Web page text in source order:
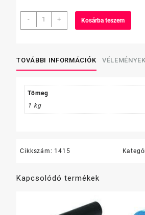
-
szemeteszsák
160
cm,
10
fekete,
30
mikron
+ Kosárba teszem
TOVÁBBI INFORMÁCIÓK
Tömeg
1 kg
Cikkszám: 1415
Kapcsolódó termékek